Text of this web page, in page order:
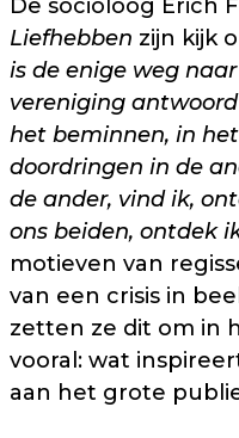
De socioloog Erich
Liefhebben zijn kijk
is de enige weg
vereniging
het beminnen, in
doordringen in de
de ander, vind ik,
ons beiden, ontdek
motieven van
van een crisis in
zetten ze dit om in
vooral: wat
aan het grote